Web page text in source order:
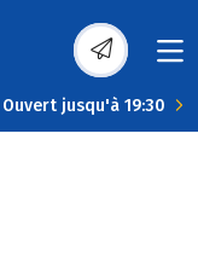
Ouvert jusqu'à 19:30